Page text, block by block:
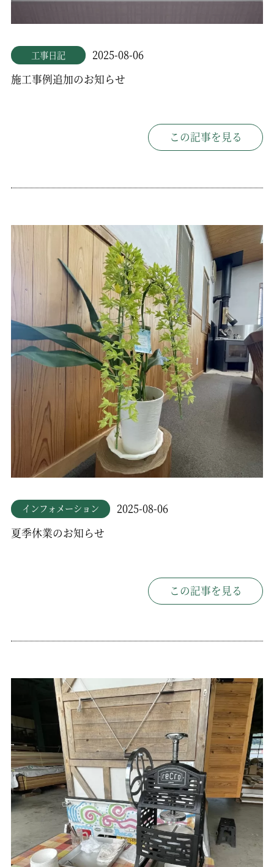
工事日記
2025-08-06
施工事例追加のお知らせ
この記事を見る
インフォメーション
2025-08-06
夏季休業のお知らせ
この記事を見る